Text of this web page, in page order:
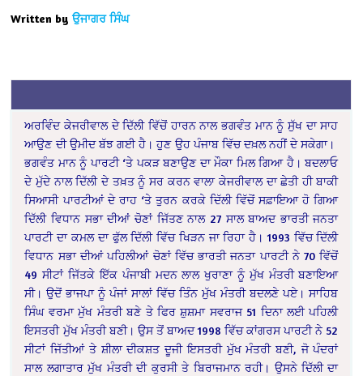
Written by ਉਜਾਗਰ ਸਿੰਘ
ਅਰਵਿੰਦ ਕੇਜਰੀਵਾਲ ਦੇ ਦਿੱਲੀ ਵਿੱਚੋਂ ਹਾਰਨ ਨਾਲ ਭਗਵੰਤ ਮਾਨ ਨੂੰ ਸੁੱਖ ਦਾ ਸਾਹ
ਆਉਣ ਦੀ ਉਮੀਦ ਬੱਝ ਗਈ ਹੈ। ਹੁਣ ਉਹ ਪੰਜਾਬ ਵਿੱਚ ਦਖ਼ਲ ਨਹੀਂ ਦੇ ਸਕੇਗਾ।
ਭਗਵੰਤ ਮਾਨ ਨੂੰ ਪਾਰਟੀ ‘ਤੇ ਪਕੜ ਬਣਾਉਣ ਦਾ ਮੌਕਾ ਮਿਲ ਗਿਆ ਹੈ। ਬਦਲਾਓ
ਦੇ ਮੁੱਦੇ ਨਾਲ ਦਿੱਲੀ ਦੇ ਤਖ਼ਤ ਨੂੰ ਸਰ ਕਰਨ ਵਾਲਾ ਕੇਜਰੀਵਾਲ ਦਾ ਛੇਤੀ ਹੀ ਬਾਕੀ
ਸਿਆਸੀ ਪਾਰਟੀਆਂ ਦੇ ਰਾਹ ‘ਤੇ ਤੁਰਨ ਕਰਕੇ ਦਿੱਲੀ ਵਿੱਚੋਂ ਸਫ਼ਾਇਆ ਹੋ ਗਿਆ
ਦਿੱਲੀ ਵਿਧਾਨ ਸਭਾ ਦੀਆਂ ਚੋਣਾਂ ਜਿੱਤਣ ਨਾਲ 27 ਸਾਲ ਬਾਅਦ ਭਾਰਤੀ ਜਨਤਾ
ਪਾਰਟੀ ਦਾ ਕਮਲ ਦਾ ਫੁੱਲ ਦਿੱਲੀ ਵਿੱਚ ਖਿੜਨ ਜਾ ਰਿਹਾ ਹੈ। 1993 ਵਿੱਚ ਦਿੱਲੀ
ਵਿਧਾਨ ਸਭਾ ਦੀਆਂ ਪਹਿਲੀਆਂ ਚੋਣਾਂ ਵਿੱਚ ਭਾਰਤੀ ਜਨਤਾ ਪਾਰਟੀ ਨੇ 70 ਵਿੱਚੋਂ
49 ਸੀਟਾਂ ਜਿੱਤਕੇ ਇੱਕ ਪੰਜਾਬੀ ਮਦਨ ਲਾਲ ਖੁਰਾਣਾ ਨੂੰ ਮੁੱਖ ਮੰਤਰੀ ਬਣਾਇਆ
ਸੀ। ਉਦੋਂ ਭਾਜਪਾ ਨੂੰ ਪੰਜਾਂ ਸਾਲਾਂ ਵਿੱਚ ਤਿੰਨ ਮੁੱਖ ਮੰਤਰੀ ਬਦਲਣੇ ਪਏ। ਸਾਹਿਬ
ਸਿੰਘ ਵਰਮਾ ਮੁੱਖ ਮੰਤਰੀ ਬਣੇ ਤੇ ਫਿਰ ਸ਼ੁਸ਼ਮਾ ਸਵਰਾਜ 51 ਦਿਨਾ ਲਈ ਪਹਿਲੀ
ਇਸਤਰੀ ਮੁੱਖ ਮੰਤਰੀ ਬਣੀ। ਉਸ ਤੋਂ ਬਾਅਦ 1998 ਵਿੱਚ ਕਾਂਗਰਸ ਪਾਰਟੀ ਨੇ 52
ਸੀਟਾਂ ਜਿੱਤੀਆਂ ਤੇ ਸ਼ੀਲਾ ਦੀਕਸ਼ਤ ਦੂਜੀ ਇਸਤਰੀ ਮੁੱਖ ਮੰਤਰੀ ਬਣੀ, ਜੋ ਪੰਦਰਾਂ
ਸਾਲ ਲਗਾਤਾਰ ਮੁੱਖ ਮੰਤਰੀ ਦੀ ਕੁਰਸੀ ਤੇ ਬਿਰਾਜਮਾਨ ਰਹੀ। ਉਸਨੇ ਦਿੱਲੀ ਦਾ